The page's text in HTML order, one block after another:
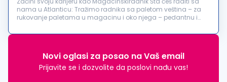
nama u Atlanticu: Tražimo radnika sa paletom veština – za
rukovanje paletama u magacinu i oko njega – pedantnu i
distributivnog centra...
Novi oglasi za posao na Vaš email
Prijavite se i dozvolite da poslovi nađu vas!